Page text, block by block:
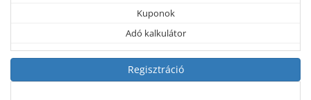
Kuponok
Adó kalkulátor
Regisztráció